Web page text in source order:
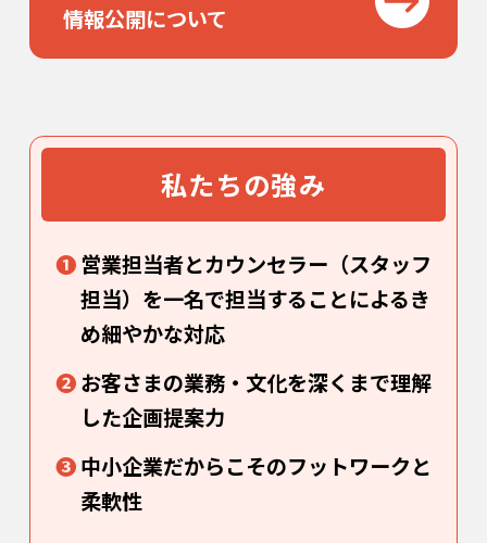
情報公開について
私たちの強み
❶営業担当者とカウンセラー（スタッフ
担当）を一名で担当することによるき
め細やかな対応
❷お客さまの業務・文化を深くまで理解
した企画提案力
❸中小企業だからこそのフットワークと
柔軟性